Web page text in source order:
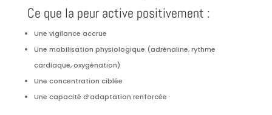
Ce que la peur active positivement :
Une vigilance accrue
Une mobilisation physiologique (adrénaline, rythme
cardiaque, oxygénation)
Une concentration ciblée
Une capacité d’adaptation renforcée